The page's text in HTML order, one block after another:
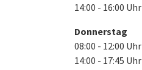
14:00 - 16:00 Uhr
Donnerstag
08:00 - 12:00 Uhr
14:00 - 17:45 Uhr